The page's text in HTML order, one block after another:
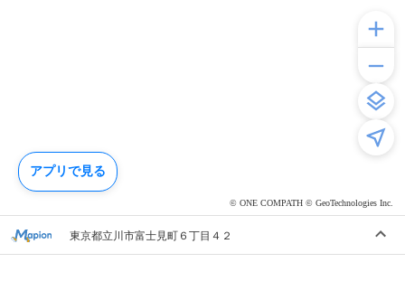
© ONE COMPATH © GeoTechnologies Inc.
東京都立川市富士見町６丁目４２
アプリで見る